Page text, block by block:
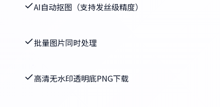
AI自动抠图（支持发丝级精度）
批量图片同时处理
高清无水印透明底PNG下载